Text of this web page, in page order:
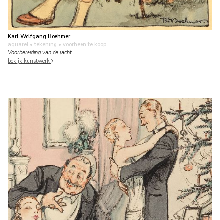
Karl Wolfgang Boehmer
aquarel • tekening • voorheen te koop
Voorbereiding van de jacht
bekijk kunstwerk